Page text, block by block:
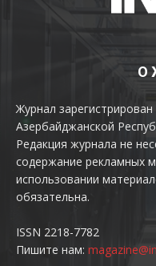
О
Журнал
Азербайджанской
Редакция журнала не
содержание рекламных
использовании
обязательна.
ISSN 2218-7782
Пишите нам: